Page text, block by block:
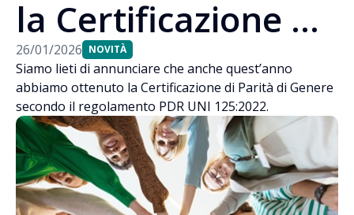
la Certificazione di
Parità di Genere
secondo il
regolamento PDR
UNI 125:2022.
26/01/2026 NOVITÀ
Siamo lieti di annunciare che anche quest’anno
abbiamo ottenuto la Certificazione di Parità di Genere
secondo il regolamento PDR UNI 125:2022.